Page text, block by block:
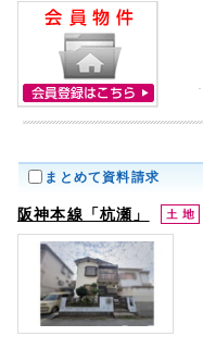
まとめて資料請求
阪神本線「杭瀬」